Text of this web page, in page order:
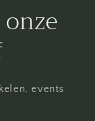
events